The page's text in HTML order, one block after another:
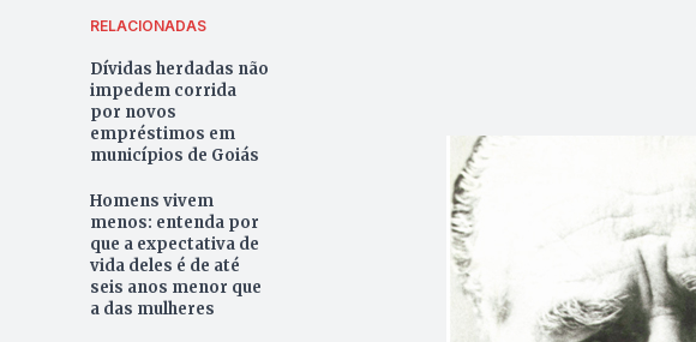
RELACIONADAS
Dívidas herdadas não
impedem corrida
por novos
empréstimos em
municípios de Goiás
Homens vivem
menos: entenda por
que a expectativa de
vida deles é de até
seis anos menor que
a das mulheres